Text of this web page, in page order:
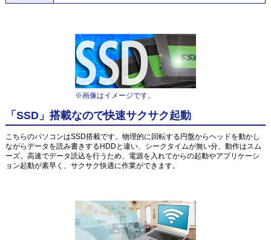
※画像はイメージです。
「SSD」搭載なので快速サクサク起動
こちらのパソコンはSSD搭載です。物理的に回転する円盤からヘッドを動かし
ながらデータを読み書きするHDDと違い、シークタイムが無い分、動作はスム
ーズ。高速でデータ読込を行うため、電源を入れてからの起動やアプリケーシ
ョン起動が素早く、サクサク快適に作業ができます。